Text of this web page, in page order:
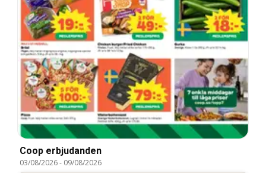
Coop erbjudanden
03/08/2026- 09/08/2026